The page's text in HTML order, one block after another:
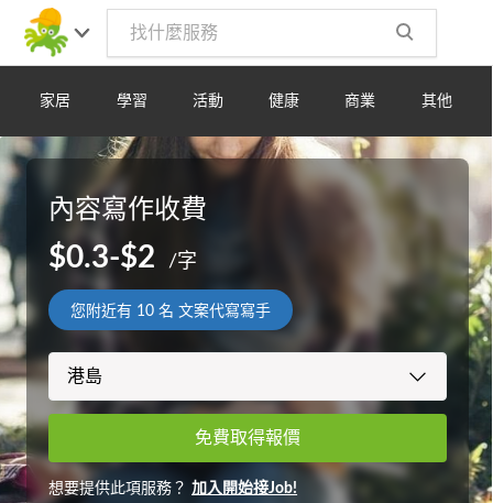
家居 學習 活動 健康 商業 其他
內容寫作收費
$0.3-$2 /字
您附近有 10 名 文案代寫寫手
免費取得報價
想要提供此項服務？加入開始接Job!